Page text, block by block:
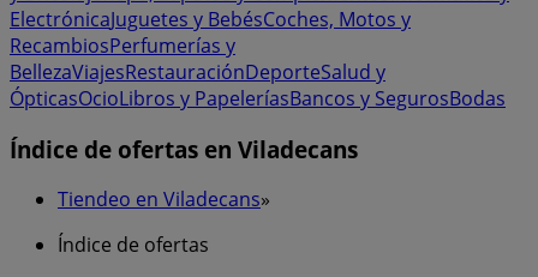
ElectrónicaJuguetes y BebésCoches, Motos y
RecambiosPerfumerías y
BellezaViajesRestauraciónDeporteSalud y
ÓpticasOcioLibros y PapeleríasBancos y SegurosBodas
Índice de ofertas en Viladecans
Tiendeo en Viladecans»
Índice de ofertas